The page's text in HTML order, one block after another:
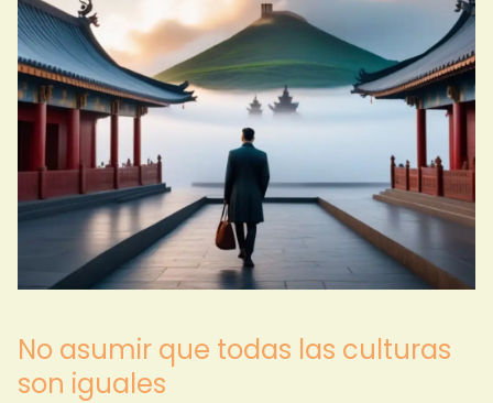
No asumir que todas las culturas
son iguales